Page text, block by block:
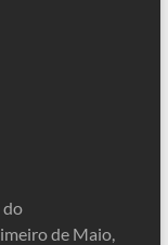
do
de Maio,